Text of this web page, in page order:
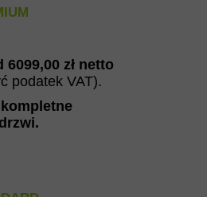
.
6099,00 zł netto
podatek VAT).